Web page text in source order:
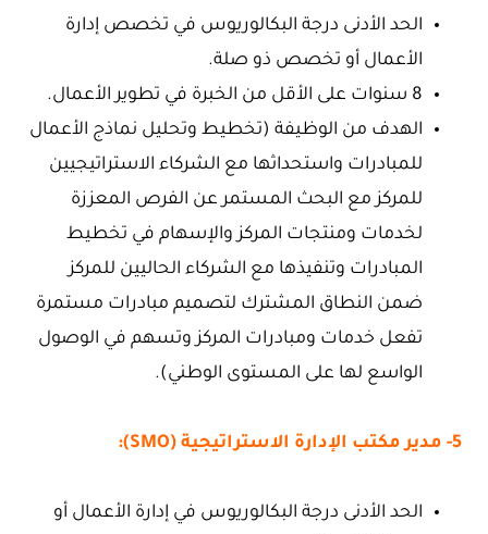
الحد الأدنى درجة البكالوريوس في تخصص إدارة
الأعمال أو تخصص ذو صلة.
8 سنوات على الأقل من الخبرة في تطوير الأعمال.
الهدف من الوظيفة (تخطيط وتحليل نماذج الأعمال
للمبادرات واستحداثها مع الشركاء الاستراتيجيين
للمركز مع البحث المستمر عن الفرص المعززة
لخدمات ومنتجات المركز والإسهام في تخطيط
المبادرات وتنفيذها مع الشركاء الحاليين للمركز
ضمن النطاق المشترك لتصميم مبادرات مستمرة
تفعل خدمات ومبادرات المركز وتسهم في الوصول
الواسع لها على المستوى الوطني).
5- مدير مكتب الإدارة الاستراتيجية (SMO):
الحد الأدنى درجة البكالوريوس في إدارة الأعمال أو